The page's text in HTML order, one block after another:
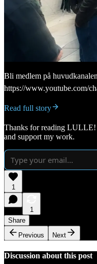
Bli medlem på
https://www.youtube.com/
Read full story
Thanks for reading LULLE!
and support my work.
1
1
Share
Previous
Next
Discussion about this post